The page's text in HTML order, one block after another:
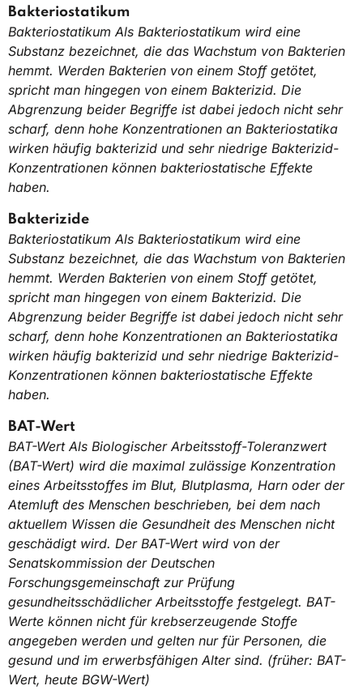
Bakteriostatikum
Bakteriostatikum Als Bakteriostatikum wird eine
Substanz bezeichnet, die das Wachstum von Bakterien
hemmt. Werden Bakterien von einem Stoff getötet,
spricht man hingegen von einem Bakterizid. Die
Abgrenzung beider Begriffe ist dabei jedoch nicht sehr
scharf, denn hohe Konzentrationen an Bakteriostatika
wirken häufig bakterizid und sehr niedrige Bakterizid-
Konzentrationen können bakteriostatische Effekte
haben.
Bakterizide
Bakteriostatikum Als Bakteriostatikum wird eine
Substanz bezeichnet, die das Wachstum von Bakterien
hemmt. Werden Bakterien von einem Stoff getötet,
spricht man hingegen von einem Bakterizid. Die
Abgrenzung beider Begriffe ist dabei jedoch nicht sehr
scharf, denn hohe Konzentrationen an Bakteriostatika
wirken häufig bakterizid und sehr niedrige Bakterizid-
Konzentrationen können bakteriostatische Effekte
haben.
BAT-Wert
BAT-Wert Als Biologischer Arbeitsstoff-Toleranzwert
(BAT-Wert) wird die maximal zulässige Konzentration
eines Arbeitsstoffes im Blut, Blutplasma, Harn oder der
Atemluft des Menschen beschrieben, bei dem nach
aktuellem Wissen die Gesundheit des Menschen nicht
geschädigt wird. Der BAT-Wert wird von der
Senatskommission der Deutschen
Forschungsgemeinschaft zur Prüfung
gesundheitsschädlicher Arbeitsstoffe festgelegt. BAT-
Werte können nicht für krebserzeugende Stoffe
angegeben werden und gelten nur für Personen, die
gesund und im erwerbsfähigen Alter sind. (früher: BAT-
Wert, heute BGW-Wert)